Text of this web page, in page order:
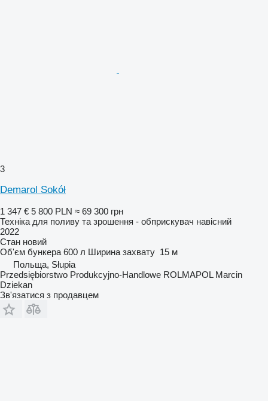
3
Demarol Sokół
1 347 € 5 800 PLN ≈ 69 300 грн
Техніка для поливу та зрошення - обприскувач навісний
2022
Стан новий
Об'єм бункера 600 л Ширина захвату 15 м
Польща, Słupia
Przedsiębiorstwo Produkcyjno-Handlowe ROLMAPOL Marcin
Dziekan
Зв'язатися з продавцем